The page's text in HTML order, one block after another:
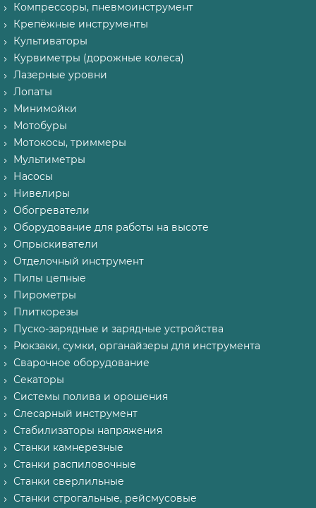
Компрессоры, пневмоинструмент
Крепёжные инструменты
Культиваторы
Курвиметры (дорожные колеса)
Лазерные уровни
Лопаты
Минимойки
Мотобуры
Мотокосы, триммеры
Мультиметры
Насосы
Нивелиры
Обогреватели
Оборудование для работы на высоте
Опрыскиватели
Отделочный инструмент
Пилы цепные
Пирометры
Плиткорезы
Пуско-зарядные и зарядные устройства
Рюкзаки, сумки, органайзеры для инструмента
Сварочное оборудование
Секаторы
Системы полива и орошения
Слесарный инструмент
Стабилизаторы напряжения
Станки камнерезные
Станки распиловочные
Станки сверлильные
Станки строгальные, рейсмусовые